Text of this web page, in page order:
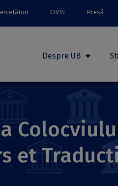
CIVIS Presă
Despre UB
et